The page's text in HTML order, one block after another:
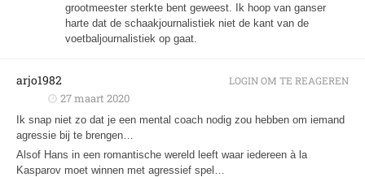
grootmeester sterkte bent geweest. Ik hoop van ganser
harte dat de schaakjournalistiek niet de kant van de
voetbaljournalistiek op gaat.
arjo1982
27 maart 2020
Ik snap niet zo dat je een mental coach nodig zou hebben om iemand
agressie bij te brengen…
Alsof Hans in een romantische wereld leeft waar iedereen à la
Kasparov moet winnen met agressief spel…
LOGIN OM TE REAGEREN